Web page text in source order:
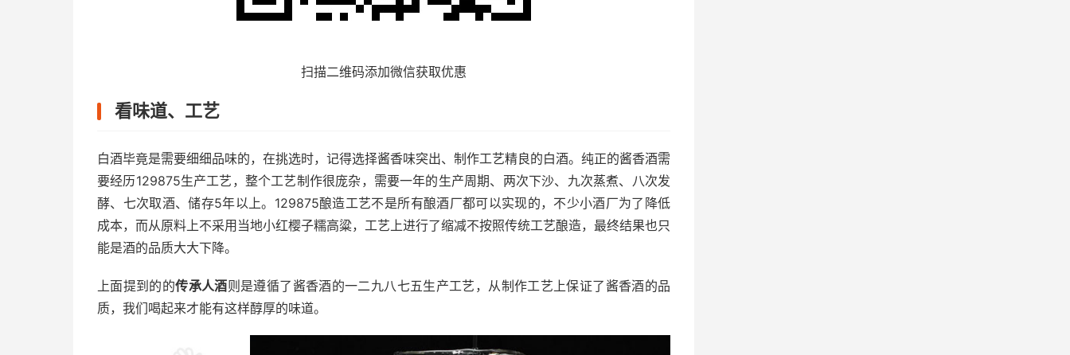
扫描二维码添加微信获取优惠
看味道、工艺
白酒毕竟是需要细细品味的，在挑选时，记得选择酱香味突出、制作工艺精良的白酒。纯正的酱香酒需
要经历129875生产工艺，整个工艺制作很庞杂，需要一年的生产周期、两次下沙、九次蒸煮、八次发
酵、七次取酒、储存5年以上。129875酿造工艺不是所有酿酒厂都可以实现的，不少小酒厂为了降低
成本，而从原料上不采用当地小红樱子糯高粱，工艺上进行了缩减不按照传统工艺酿造，最终结果也只
能是酒的品质大大下降。
上面提到的的传承人酒则是遵循了酱香酒的一二九八七五生产工艺，从制作工艺上保证了酱香酒的品
质，我们喝起来才能有这样醇厚的味道。